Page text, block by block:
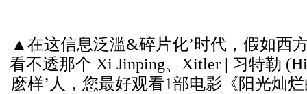
▲在这信息泛滥&碎片化’时代，假如西
看不透那个 Xi Jinping、Xitler | 习特勒
麽样’人，您最好观看1部电影《阳光灿